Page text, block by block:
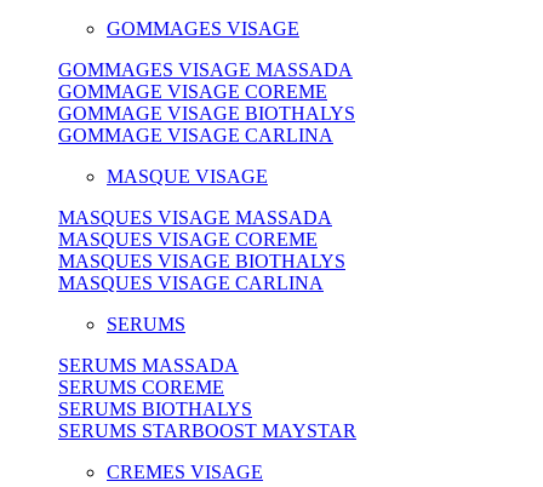
GOMMAGES VISAGE
GOMMAGES VISAGE MASSADA
GOMMAGE VISAGE COREME
GOMMAGE VISAGE BIOTHALYS
GOMMAGE VISAGE CARLINA
MASQUE VISAGE
MASQUES VISAGE MASSADA
MASQUES VISAGE COREME
MASQUES VISAGE BIOTHALYS
MASQUES VISAGE CARLINA
SERUMS
SERUMS MASSADA
SERUMS COREME
SERUMS BIOTHALYS
SERUMS STARBOOST MAYSTAR
CREMES VISAGE